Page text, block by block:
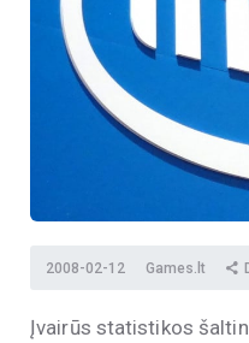
ŽAIDIMAI
2008-02-12 Games.lt
Įvairūs statistikos